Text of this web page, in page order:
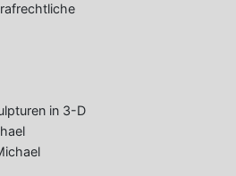
in 3-D